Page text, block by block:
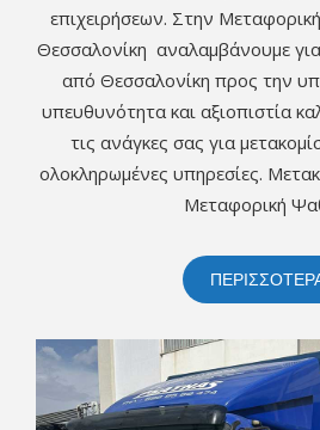
επιχειρήσεων. Στην
Θεσσαλονίκη αναλαμβάνουμε
από Θεσσαλονίκη προς την
υπευθυνότητα και αξιοπιστία
τις ανάγκες σας για
ολοκληρωμένες υπηρεσίες.
Μεταφορική